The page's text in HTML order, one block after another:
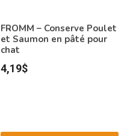
FROMM – Conserve Poulet
et Saumon en pâté pour
chat
4,19$